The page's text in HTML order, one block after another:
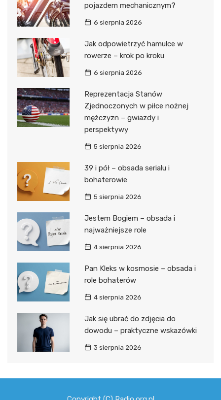
pojazdem mechanicznym?
6 sierpnia 2026
Jak odpowietrzyć hamulce w
rowerze – krok po kroku
6 sierpnia 2026
Reprezentacja Stanów
Zjednoczonych w piłce nożnej
mężczyzn – gwiazdy i
perspektywy
5 sierpnia 2026
39 i pół – obsada serialu i
bohaterowie
5 sierpnia 2026
Jestem Bogiem – obsada i
najważniejsze role
4 sierpnia 2026
Pan Kleks w kosmosie – obsada i
role bohaterów
4 sierpnia 2026
Jak się ubrać do zdjęcia do
dowodu – praktyczne wskazówki
3 sierpnia 2026